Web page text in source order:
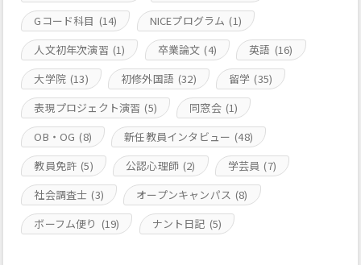
Gコード科目 (14) NICEプログラム (1)
人文初年次演習 (1) 卒業論文 (4) 英語 (16)
大学院 (13) 初修外国語 (32) 留学 (35)
表現プロジェクト演習 (5) 同窓会 (1)
OB・OG (8) 新任教員インタビュー (48)
教員免許 (5) 公認心理師 (2) 学芸員 (7)
社会調査士 (3) オープンキャンパス (8)
ボーフム便り (19) ナント日記 (5)